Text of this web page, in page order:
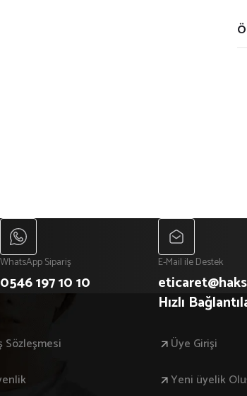
WhatsApp Sipariş
0546 197 10 10
E-Mail ile Destek
Sözleşmesi
Hızlı
Üye Girişi
Yeni üyelik